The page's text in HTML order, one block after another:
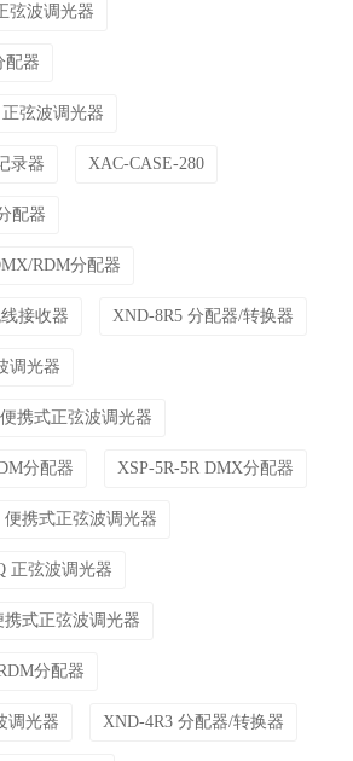
弦波调光器
配器
正弦波调光器
录器 XAC-CASE-280
配器
RDM分配器
接收器 XND-8R5 分配器/转换器
调光器
携式正弦波调光器
分配器 XSP-5R-5R DMX分配器
便携式正弦波调光器
正弦波调光器
携式正弦波调光器
分配器
调光器 XND-4R3 分配器/转换器